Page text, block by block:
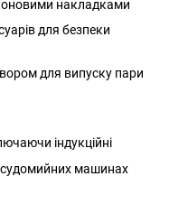
накладками
для безпеки
для випуску пари
індукційні
машинах